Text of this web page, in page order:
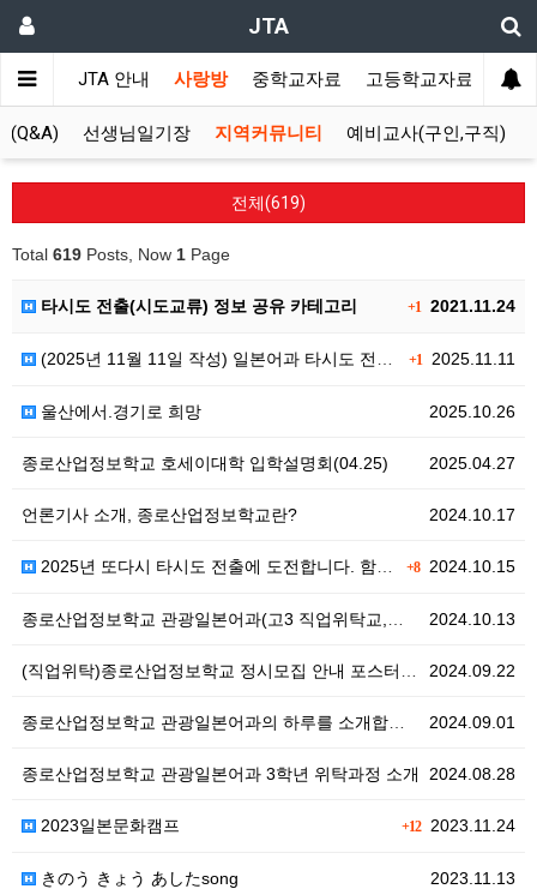
JTA
JTA 안내 사랑방 중학교자료 고등학교자료 멀
(Q&A) 선생님일기장 지역커뮤니티 예비교사(구인,구직)
전체(619)
Total 619 Posts, Now 1 Page
+1 2021.11.24
타시도 전출(시도교류) 정보 공유 카테고리
+1 2025.11.11
(2025년 11월 11일 작성) 일본어과 타시도 전출…
2025.10.26
울산에서.경기로 희망
2025.04.27
종로산업정보학교 호세이대학 입학설명회(04.25)
2024.10.17
언론기사 소개, 종로산업정보학교란?
+82024.10.15
2025년 또다시 타시도 전출에 도전합니다. 함께하시…
2024.10.13
종로산업정보학교 관광일본어과(고3 직업위탁교,공립) 정…
2024.09.22
(직업위탁)종로산업정보학교 정시모집 안내 포스터(서울 …
2024.09.01
종로산업정보학교 관광일본어과의 하루를 소개합니다~^^
2024.08.28
종로산업정보학교 관광일본어과 3학년 위탁과정 소개
+122023.11.24
2023일본문화캠프
2023.11.13
きのう きょう あしたsong